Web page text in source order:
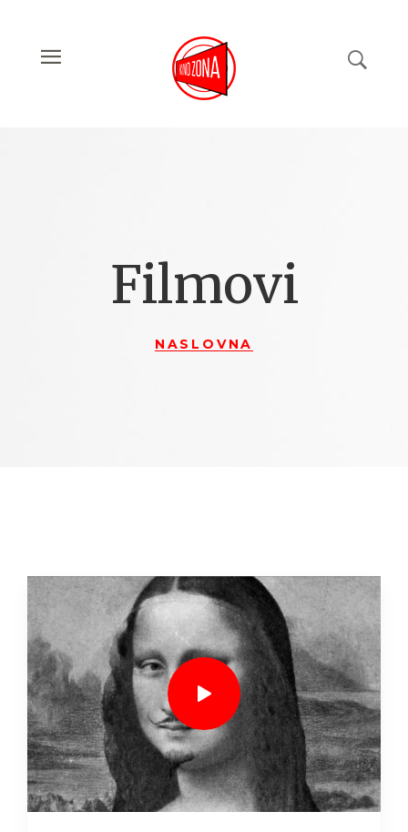
Filmovi
NASLOVNA